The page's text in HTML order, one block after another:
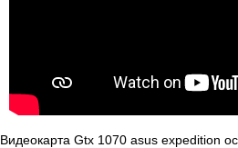
Видеокарта Gtx 1070 asus expedition